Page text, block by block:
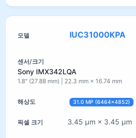
IUC31000KPA
Sony IMX342LQA
1.8" (27.88 mm) | 22.3 mm × 16.74 mm
31.0 MP (6464×4852)
3.45 µm × 3.45 µm